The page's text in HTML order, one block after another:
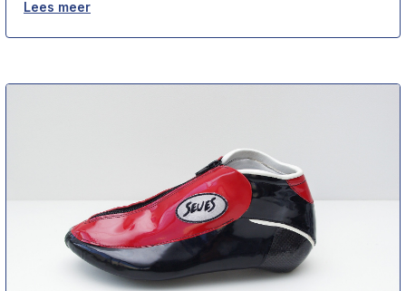
Lees meer